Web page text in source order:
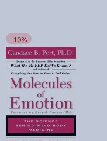
-10%